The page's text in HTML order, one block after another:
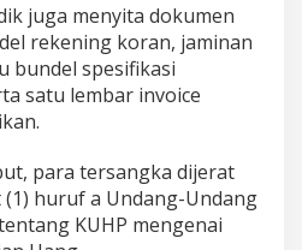
juga menyita dokumen
rekening koran, jaminan
bundel spesifikasi
satu lembar invoice
para tersangka dijerat
(1) huruf a Undang-Undang
KUHP mengenai